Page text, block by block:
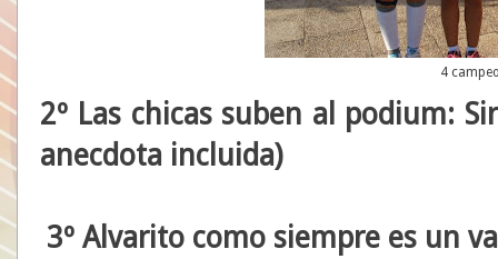
4
2º Las chicas suben al podium:
anecdota incluida)
3º Alvarito como siempre es un